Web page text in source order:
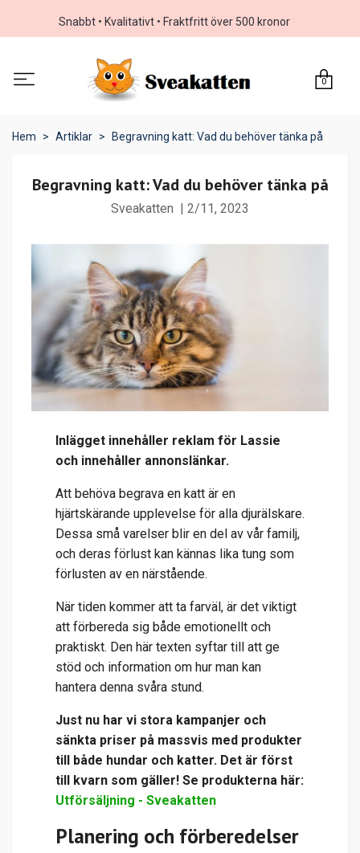
Snabbt • Kvalitativt • Fraktfritt över 500 kronor
0
Hem Artiklar Begravning katt: Vad du behöver tänka på
Begravning katt: Vad du behöver tänka på
Sveakatten 2/11, 2023
Inlägget innehåller reklam för Lassie
och innehåller annonslänkar.
Att behöva begrava en katt är en
hjärtskärande upplevelse för alla djurälskare.
Dessa små varelser blir en del av vår familj,
och deras förlust kan kännas lika tung som
förlusten av en närstående.
När tiden kommer att ta farväl, är det viktigt
att förbereda sig både emotionellt och
praktiskt. Den här texten syftar till att ge
stöd och information om hur man kan
hantera denna svåra stund.
Just nu har vi stora kampanjer och
sänkta priser på massvis med produkter
till både hundar och katter. Det är först
till kvarn som gäller! Se produkterna här:
Utförsäljning - Sveakatten
Planering och förberedelser